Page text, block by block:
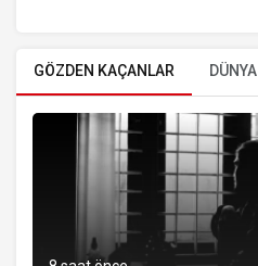
GÖZDEN KAÇANLAR DÜNYA